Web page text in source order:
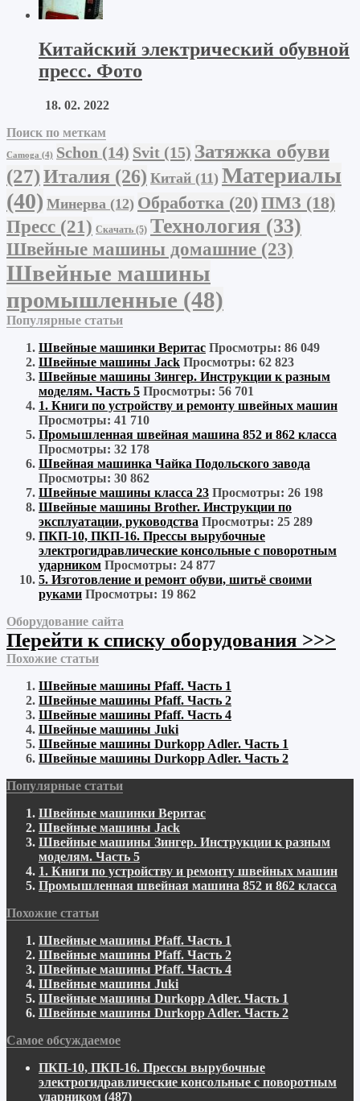
Китайский электрический обувной
пресс. Фото
18. 02. 2022
Поиск по меткам
Camoga (4) Schon (14) Svit (15) Затяжка обуви
(27)Италия (26) Китай (11) Материалы
(40) Минерва (12) Обработка (20)ПМЗ (18)
Пресс (21) Скачать (5) Технология (33)
Швейные машины домашние (23)
Швейные машины
промышленные (48)
Популярные статьи
Швейные машинки Веритас Просмотры: 86 049
Швейные машины Jack Просмотры: 62 823
Швейные машины Зингер. Инструкции к разным
моделям. Часть 5 Просмотры: 56 701
1. Книги по устройству и ремонту швейных машин
Просмотры: 41 710
Промышленная швейная машина 852 и 862 класса
Просмотры: 32 178
Швейная машинка Чайка Подольского завода
Просмотры: 30 862
Швейные машины класса 23 Просмотры: 26 198
Швейные машины Brother. Инструкции по
эксплуатации, руководства Просмотры: 25 289
ПКП-10, ПКП-16. Прессы вырубочные
электрогидравлические консольные с поворотным
ударником Просмотры: 24 877
5. Изготовление и ремонт обуви, шитьё своими
руками Просмотры: 19 862
Оборудование сайта
Перейти к списку оборудования >>>
Похожие статьи
Швейные машины Pfaff. Часть 1
Швейные машины Pfaff. Часть 2
Швейные машины Pfaff. Часть 4
Швейные машины Juki
Швейные машины Durkopp Adler. Часть 1
Швейные машины Durkopp Adler. Часть 2
Популярные статьи
Швейные машинки Веритас
Швейные машины Jack
Швейные машины Зингер. Инструкции к разным
моделям. Часть 5
1. Книги по устройству и ремонту швейных машин
Промышленная швейная машина 852 и 862 класса
Похожие статьи
Швейные машины Pfaff. Часть 1
Швейные машины Pfaff. Часть 2
Швейные машины Pfaff. Часть 4
Швейные машины Juki
Швейные машины Durkopp Adler. Часть 1
Швейные машины Durkopp Adler. Часть 2
Самое обсуждаемое
ПКП-10, ПКП-16. Прессы вырубочные
электрогидравлические консольные с поворотным
ударником (487)